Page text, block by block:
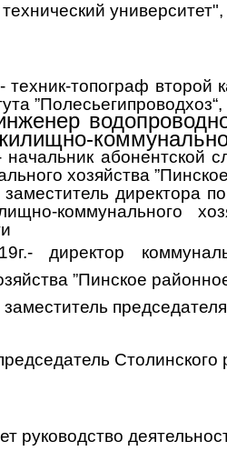
техник-топограф второй
”Полесьегипроводхоз“,
абонентской
хозяйства
директора
коммунального
директор
”Пинское
Столинского
руководство